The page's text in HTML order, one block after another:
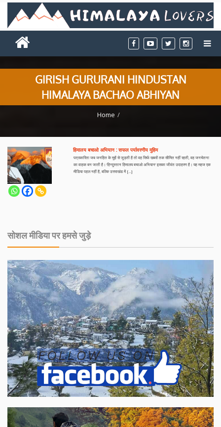
GIRISH GURURANI HINDUSTAN
HIMALAYA BACHAO ABHIYAN
Home
हिमालय बचाओ अभियान : सफल पर्यावरणीय मुहिम
पत्रकारिता जब जनहित के मुद्दों से जुड़ती है तो वह सिर्फ खबरों तक सीमित नहीं रहती, वह जनचेतना
का वाहक बन जाती है। ‘हिन्दुस्तान हिमालय बचाओ अभियान’ इसका जीवंत उदाहरण है। यह महज एक
मीडिया पहल नहीं है, बल्कि उत्तराखंड में […]
सोशल मीडिया पर हमसे जुड़े